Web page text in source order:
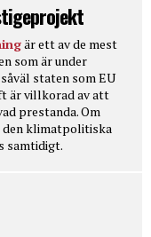
är ett av de mest
som är under
staten som EU
är villkorad av att
prestanda. Om
den klimatpolitiska
samtidigt.